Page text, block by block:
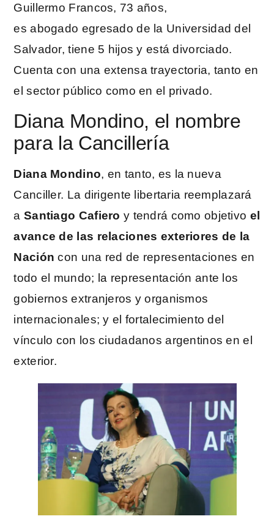
Guillermo Francos, 73 años,
es abogado egresado de la Universidad del
Salvador, tiene 5 hijos y está divorciado.
Cuenta con una extensa trayectoria, tanto en
el sector público como en el privado.
Diana Mondino, el nombre
para la Cancillería
Diana Mondino, en tanto, es la nueva
Canciller. La dirigente libertaria reemplazará
aSantiago Cafiero y tendrá como objetivo el
avance de las relaciones exteriores de la
Nación con una red de representaciones en
todo el mundo; la representación ante los
gobiernos extranjeros y organismos
internacionales; y el fortalecimiento del
vínculo con los ciudadanos argentinos en el
exterior.